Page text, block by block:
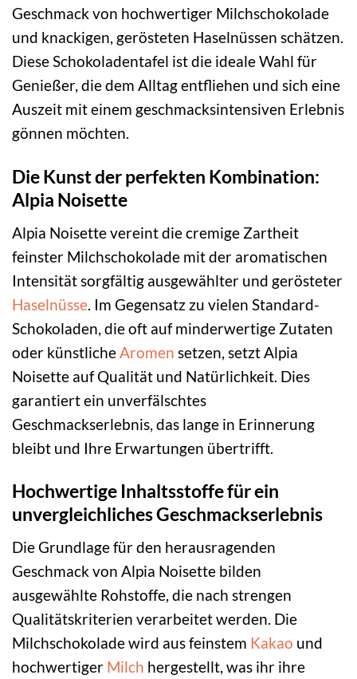
Geschmack von hochwertiger Milchschokolade
und knackigen, gerösteten Haselnüssen schätzen.
Diese Schokoladentafel ist die ideale Wahl für
Genießer, die dem Alltag entfliehen und sich eine
Auszeit mit einem geschmacksintensiven Erlebnis
gönnen möchten.
Die Kunst der perfekten Kombination:
Alpia Noisette
Alpia Noisette vereint die cremige Zartheit
feinster Milchschokolade mit der aromatischen
Intensität sorgfältig ausgewählter und gerösteter
Haselnüsse . Im Gegensatz zu vielen Standard-
Schokoladen, die oft auf minderwertige Zutaten
oder künstliche Aromen setzen, setzt Alpia
Noisette auf Qualität und Natürlichkeit. Dies
garantiert ein unverfälschtes
Geschmackserlebnis, das lange in Erinnerung
bleibt und Ihre Erwartungen übertrifft.
Hochwertige Inhaltsstoffe für ein
unvergleichliches Geschmackserlebnis
Die Grundlage für den herausragenden
Geschmack von Alpia Noisette bilden
ausgewählte Rohstoffe, die nach strengen
Qualitätskriterien verarbeitet werden. Die
Milchschokolade wird aus feinstem Kakao und
hochwertiger Milch hergestellt, was ihr ihre